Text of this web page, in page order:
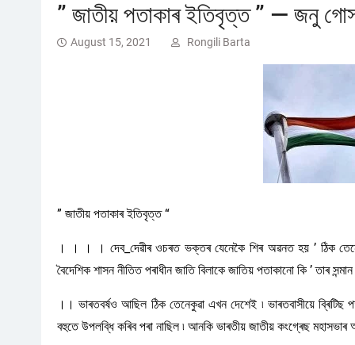
” জাতীয় পতাকাৰ ইতিবৃত্ত ” — জনু
August 15, 2021 Rongili Barta
” জাতীয় পতাকাৰ ইতিবৃত্ত “
। । । । দেব_দেৱীৰ ওচৰত ভক্তৰ যেনেকৈ শিৰ অৱনত হয় ’ ঠিক
বৈদেশিক শাসন নীতিত পৰাধীন জাতি বিলাকে জাতিয় পতাকানো কি ’ তাৰ
।। ভাৰতবৰ্ষও আছিল ঠিক তেনেকুৱা এখন দেশেই ৷ ভাৰতবাসীয়ে
বহুতে উপলব্ধি কৰিব পৰা নাছিল ৷ আনকি ভাৰতীয় জাতীয় কংগ্ৰেছ